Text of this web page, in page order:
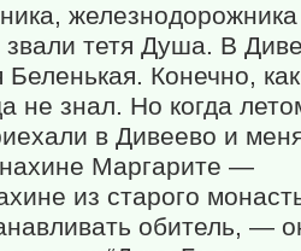
железнодорожника
тетя Душа. В
Конечно,
не знал. Но когда
в Дивеево и
Маргарите —
из старого
обитель, —